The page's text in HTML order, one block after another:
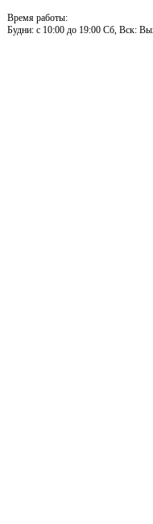
Время работы:
Будни: c 10:00 до 19:00 Сб, Вск: